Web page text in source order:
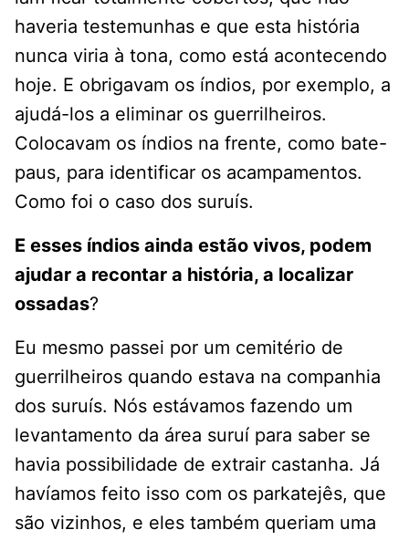
haveria testemunhas e que esta história
nunca viria à tona, como está acontecendo
hoje. E obrigavam os índios, por exemplo, a
ajudá-los a eliminar os guerrilheiros.
Colocavam os índios na frente, como bate-
paus, para identificar os acampamentos.
Como foi o caso dos suruís.
E esses índios ainda estão vivos, podem
ajudar a recontar a história, a localizar
ossadas?
Eu mesmo passei por um cemitério de
guerrilheiros quando estava na companhia
dos suruís. Nós estávamos fazendo um
levantamento da área suruí para saber se
havia possibilidade de extrair castanha. Já
havíamos feito isso com os parkatejês, que
são vizinhos, e eles também queriam uma